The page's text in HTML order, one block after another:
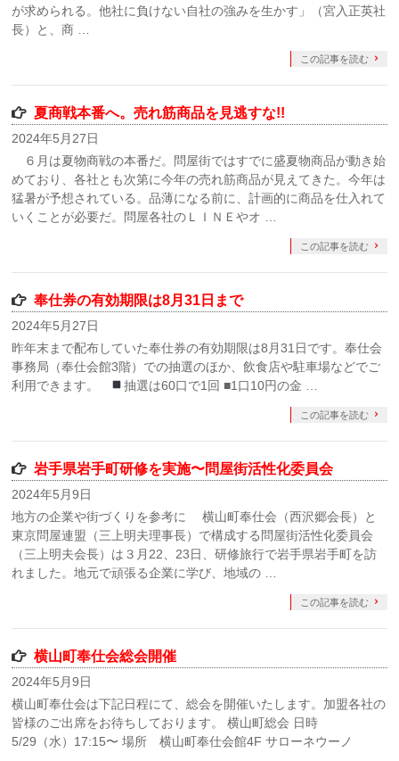
が求められる。他社に負けない自社の強みを生かす」（宮入正英社
長）と、商 …
この記事を読む
夏商戦本番へ。売れ筋商品を見逃すな!!
2024年5月27日
６月は夏物商戦の本番だ。問屋街ではすでに盛夏物商品が動き始
めており、各社とも次第に今年の売れ筋商品が見えてきた。今年は
猛暑が予想されている。品薄になる前に、計画的に商品を仕入れて
いくことが必要だ。問屋各社のＬＩＮＥやオ …
この記事を読む
奉仕券の有効期限は8月31日まで
2024年5月27日
昨年末まで配布していた奉仕券の有効期限は8月31日です。奉仕会
事務局（奉仕会館3階）での抽選のほか、飲食店や駐車場などでご
利用できます。
抽選は60口で1回 ■1口10円の金 …
この記事を読む
岩手県岩手町研修を実施〜問屋街活性化委員会
2024年5月9日
地方の企業や街づくりを参考に 横山町奉仕会（西沢郷会長）と
東京問屋連盟（三上明夫理事長）で構成する問屋街活性化委員会
（三上明夫会長）は３月22、23日、研修旅行で岩手県岩手町を訪
れました。地元で頑張る企業に学び、地域の …
この記事を読む
横山町奉仕会総会開催
2024年5月9日
横山町奉仕会は下記日程にて、総会を開催いたします。加盟各社の
皆様のご出席をお待ちしております。 横山町総会 日時
5/29（水）17:15〜 場所 横山町奉仕会館4F サローネウーノ